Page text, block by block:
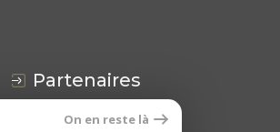
partenaires
Avis
On en reste là